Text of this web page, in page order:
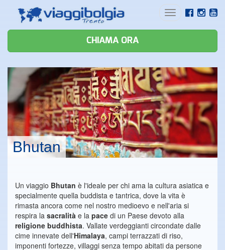
Toggle
CHIAMA ORA
Bhutan
Un viaggio Bhutan è l'ideale per chi ama la cultura asiatica e
specialmente quella buddista e tantrica, dove la vita è
rimasta ancora come nel nostro medioevo e nell'aria si
respira la sacralità e la pace di un Paese devoto alla
religione buddhista. Vallate verdeggianti circondate dalle
cime innevate dell'Himalaya, campi terrazzati di riso,
imponenti fortezze, villaggi senza tempo abitati da persone